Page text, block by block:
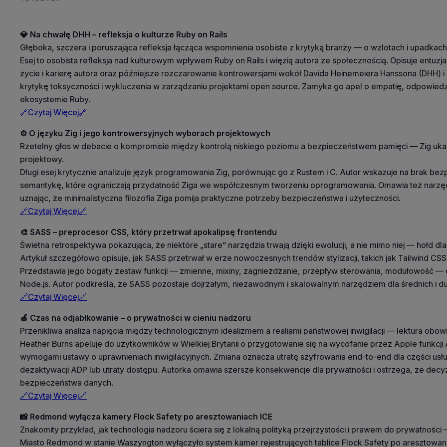
💎 Na chwałę DHH – refleksja o kulturze Ruby on Rails
Głęboka, szczera i poruszająca refleksja łącząca wspomnienia osobiste z krytyką branży — o wzlotach i
Esej to osobista refleksja nad kulturowym wpływem Ruby on Rails i więzią autora ze społecznością. Opisuje
życie i karierę autora oraz późniejsze rozczarowanie kontrowersjami wokół Davida Heinemeiera Hanssona
krytykę toksyczności i wykluczenia w zarządzaniu projektami open source. Zamyka go apel o empatię,
ekosystemie Ruby.
🔗Czytaj Więcej🔗
⚙️ O języku Zig i jego kontrowersyjnych wyborach projektowych
Rzetelny głos w debacie o kompromisie między kontrolą niskiego poziomu a bezpieczeństwem pamięci — Zig
projektowy.
Długi esej krytycznie analizuje język programowania Zig, porównując go z Rustem i C. Autor wskazuje na brak
semantykę, które ograniczają przydatność Ziga we współczesnym tworzeniu oprogramowania. Omawia też
uznając, że minimalistyczna filozofia Ziga pomija praktyczne potrzeby bezpieczeństwa i użyteczności.
🔗Czytaj Więcej🔗
🎨 SASS – preprocesor CSS, który przetrwał apokalipsę frontendu
Świetna retrospektywa pokazująca, że niektóre „stare” narzędzia trwają dzięki ewolucji, a nie mimo niej — hołd
Artykuł szczegółowo opisuje, jak SASS przetrwał w erze nowoczesnych trendów stylizacji, takich jak Tailwind
Przedstawia jego bogaty zestaw funkcji — zmienne, mixiny, zagnieżdżanie, przepływ sterowania, modułowość
Node.js. Autor podkreśla, że SASS pozostaje dojrzałym, niezawodnym i skalowalnym narzędziem dla średnich i
🔗Czytaj Więcej🔗
🍏 Czas na odjabłkowanie – o prywatności w cieniu nadzoru
Przenikliwa analiza napięcia między technologicznym idealizmem a realiami państwowej inwigilacji — lektura
Heather Burns apeluje do użytkowników w Wielkiej Brytanii o przygotowanie się na wycofanie przez Apple
wymogami ustawy o uprawnieniach inwigilacyjnych. Zmiana oznacza utratę szyfrowania end-to-end dla części
dezaktywacji ADP lub utraty dostępu. Autorka omawia szersze konsekwencje dla prywatności i ostrzega, że
bezpieczeństwa danych.
🔗Czytaj Więcej🔗
📸 Redmond wyłącza kamery Flock Safety po aresztowaniach ICE
Znakomity przykład, jak technologia nadzoru ściera się z lokalną polityką przejrzystości i prawem do
Miasto Redmond w stanie Waszyngton wyłączyło system kamer rejestrujących tablice Flock Safety po